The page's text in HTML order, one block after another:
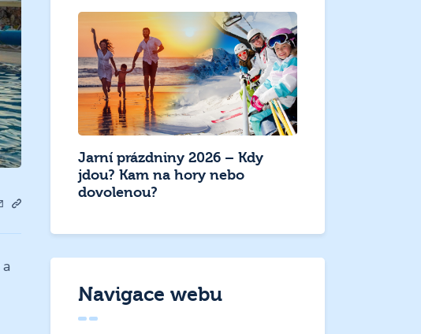
a
Jarní prázdniny 2026 – Kdy
jdou? Kam na hory nebo
dovolenou?
Navigace webu